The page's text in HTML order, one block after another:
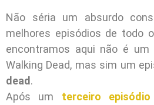
Não séria um absurdo
melhores episódios de todo
encontramos aqui não é um
Walking Dead, mas sim um
dead.
Após um terceiro episódio